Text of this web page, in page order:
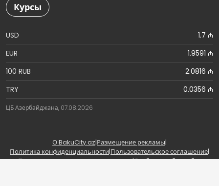
Курсы
USD
1.7 ₼
EUR
1.9591 ₼
100 RUB
2.0816 ₼
TRY
0.0356 ₼
ЦБ Азербайджана, 07.08.2026
О BakuCity.az|Размещение рекламы|
Политика конфиденциальности|Пользовательское соглашение|
Правила использования материалов|Сообщить об ошибке